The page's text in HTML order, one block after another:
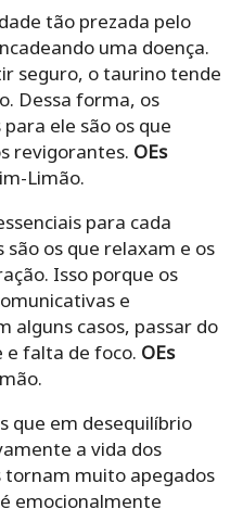
tão prezada pelo
uma doença.
seguro, o taurino tende
Dessa forma, os
ele são os que
revigorantes. OEs
Limão.
para cada
são os que relaxam e os
Isso porque os
e
alguns casos, passar do
e falta de foco. OEs
que em desequilíbrio
a vida dos
tornam muito apegados
emocionalmente